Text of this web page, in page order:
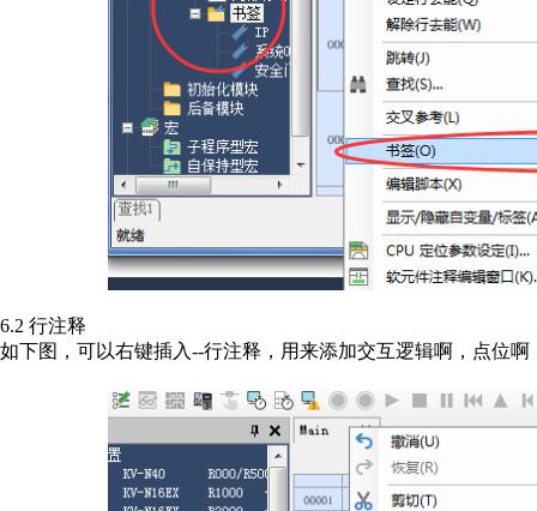
6.2 行注释
如下图，可以右键插入--行注释，用来添加交互逻辑啊，点位啊